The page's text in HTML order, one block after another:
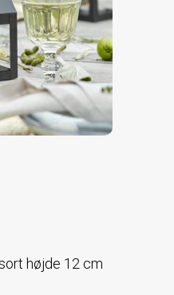
højde 12 cm